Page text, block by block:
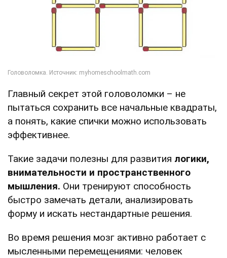
Главный секрет этой головоломки – не
пытаться сохранить все начальные квадраты,
а понять, какие спички можно использовать
эффективнее.
Такие задачи полезны для развития логики,
внимательности и пространственного
мышления. Они тренируют способность
быстро замечать детали, анализировать
форму и искать нестандартные решения.
Во время решения мозг активно работает с
мысленными перемещениями: человек